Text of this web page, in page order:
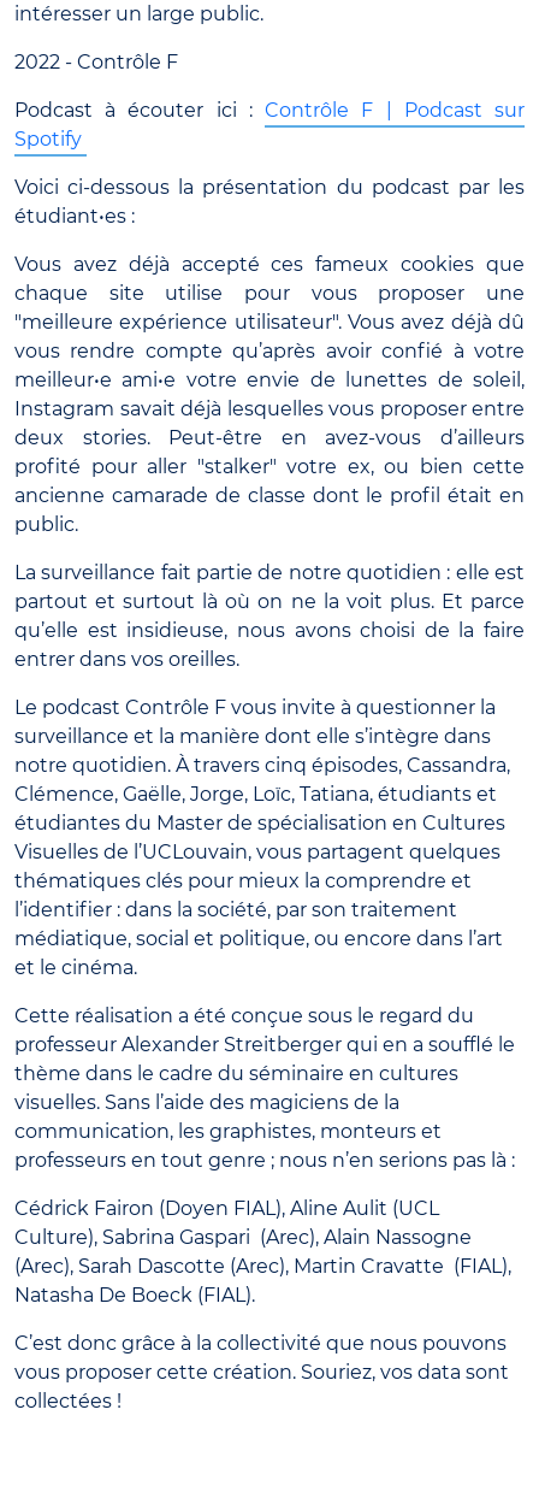
intéresser un large public.
2022 - Contrôle F
Podcast à écouter ici :Contrôle F | Podcast sur
Spotify
Voici ci-dessous la présentation du podcast par les
étudiant•es :
Vous avez déjà accepté ces fameux cookies que
chaque site utilise pour vous proposer une
"meilleure expérience utilisateur". Vous avez déjà dû
vous rendre compte qu’après avoir confié à votre
meilleur•e ami•e votre envie de lunettes de soleil,
Instagram savait déjà lesquelles vous proposer entre
deux stories. Peut-être en avez-vous d’ailleurs
profité pour aller "stalker" votre ex, ou bien cette
ancienne camarade de classe dont le profil était en
public.
La surveillance fait partie de notre quotidien : elle est
partout et surtout là où on ne la voit plus. Et parce
qu’elle est insidieuse, nous avons choisi de la faire
entrer dans vos oreilles.
Le podcast Contrôle F vous invite à questionner la
surveillance et la manière dont elle s’intègre dans
notre quotidien. À travers cinq épisodes, Cassandra,
Clémence, Gaëlle, Jorge, Loïc, Tatiana, étudiants et
étudiantes du Master de spécialisation en Cultures
Visuelles de l’UCLouvain, vous partagent quelques
thématiques clés pour mieux la comprendre et
l’identifier : dans la société, par son traitement
médiatique, social et politique, ou encore dans l’art
et le cinéma.
Cette réalisation a été conçue sous le regard du
professeur Alexander Streitberger qui en a soufflé le
thème dans le cadre du séminaire en cultures
visuelles. Sans l’aide des magiciens de la
communication, les graphistes, monteurs et
professeurs en tout genre ; nous n’en serions pas là :
Cédrick Fairon (Doyen FIAL), Aline Aulit (UCL
Culture), Sabrina Gaspari (Arec), Alain Nassogne
(Arec), Sarah Dascotte (Arec), Martin Cravatte (FIAL),
Natasha De Boeck (FIAL).
C’est donc grâce à la collectivité que nous pouvons
vous proposer cette création. Souriez, vos data sont
collectées !